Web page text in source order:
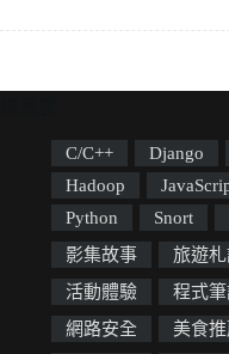
C/C++ Django
Hadoop
Python
Snort
影集故事
旅遊
活動體驗
程式
網路安全
美食推